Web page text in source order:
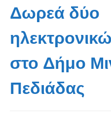
Δωρεά δύο
στο Δήμο
Πεδιάδας